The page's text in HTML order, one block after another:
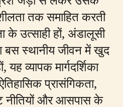
तक समाहित करती
उत्साही हों, अंडालूसी
बस स्थानीय जीवन में खुद
यह व्यापक मार्गदर्शिका
प्रासंगिकता,
नीतियों और आसपास के